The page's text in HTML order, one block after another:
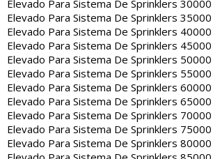
Elevado Para Sistema De Sprinklers
Elevado Para Sistema De Sprinklers
Elevado Para Sistema De Sprinklers
Elevado Para Sistema De Sprinklers
Elevado Para Sistema De Sprinklers
Elevado Para Sistema De Sprinklers
Elevado Para Sistema De Sprinklers
Elevado Para Sistema De Sprinklers
Elevado Para Sistema De Sprinklers
Elevado Para Sistema De Sprinklers
Elevado Para Sistema De Sprinklers